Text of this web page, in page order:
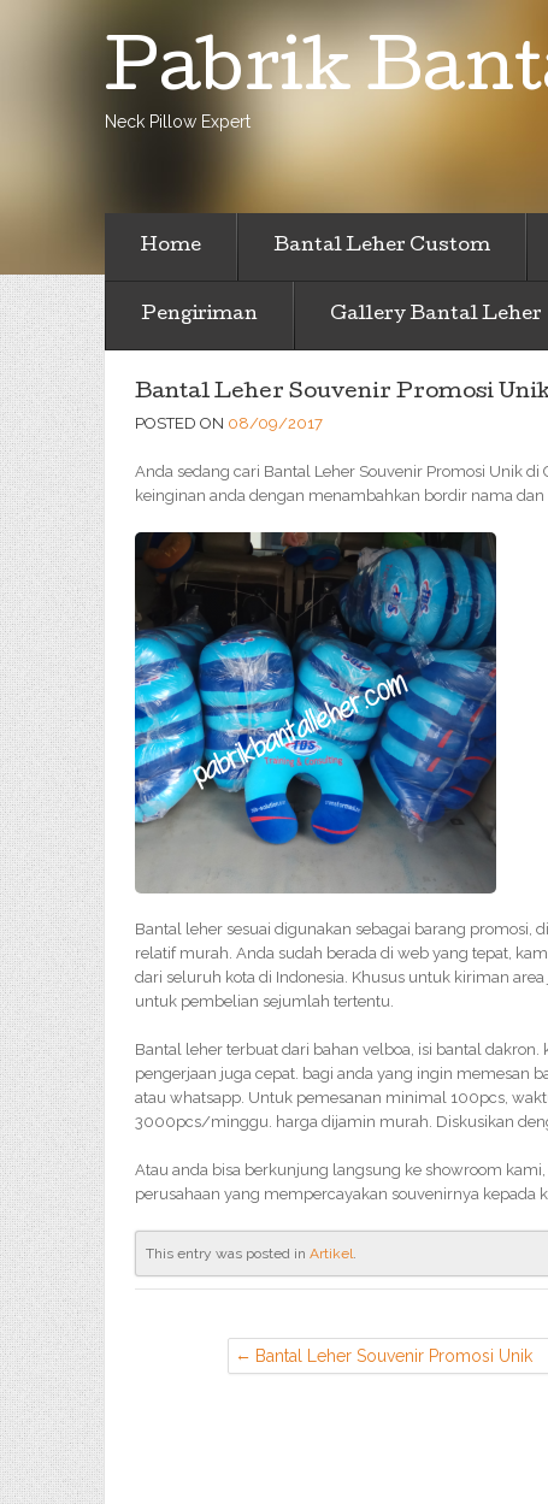
Pabrik
Neck Pillow Expert
Home Bantal Leher Custom
Pengiriman Gallery Bantal Leher
Bantal Leher Souvenir Promosi
POSTED ON 08/09/2017
Anda sedang cari Bantal Leher Souvenir Promosi Unik
keinginan anda dengan menambahkan bordir nama
Bantal leher sesuai digunakan sebagai barang
relatif murah. Anda sudah berada di web yang tepat,
dari seluruh kota di Indonesia. Khusus untuk kiriman
untuk pembelian sejumlah tertentu.
Bantal leher terbuat dari bahan velboa, isi bantal
pengerjaan juga cepat. bagi anda yang ingin memesan
atau whatsapp. Untuk pemesanan minimal 100pcs,
3000pcs/minggu. harga dijamin murah. Diskusikan
Atau anda bisa berkunjung langsung ke showroom
perusahaan yang mempercayakan souvenirnya kepada
This entry was posted in Artikel.
Bantal Leher Souvenir Promosi Unik
di Tangerang Selatan